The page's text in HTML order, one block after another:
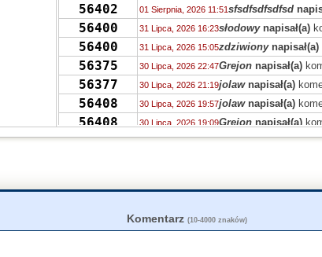
56402 01 Sierpnia, 2026 11:51sfsdfsdfsdfsd
56400 31 Lipca, 2026 16:23słodowynapisał(a)
56400 31 Lipca, 2026 15:05zdziwionynapisał(a)
56375 30 Lipca, 2026 22:47Grejon napisał(a)
56377 30 Lipca, 2026 21:19jolawnapisał(a)
56408 30 Lipca, 2026 19:57jolawnapisał(a)
56408 30 Lipca, 2026 19:09Grejon napisał(a)
55736 30 Lipca, 2026 16:17EeveeFan5napisał(a)
30 Lipca, 2026 12:28Grejon
56393 PRVWnapisał(a)
Komentarz (10-4000 znaków)